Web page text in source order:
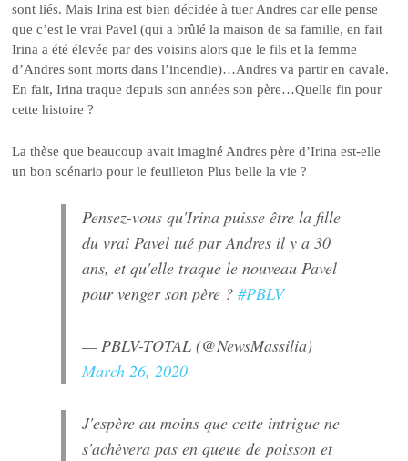
sont liés. Mais Irina est bien décidée à tuer Andres car elle pense
que c’est le vrai Pavel (qui a brûlé la maison de sa famille, en fait
Irina a été élevée par des voisins alors que le fils et la femme
d’Andres sont morts dans l’incendie)…Andres va partir en cavale.
En fait, Irina traque depuis son années son père…Quelle fin pour
cette histoire ?
La thèse que beaucoup avait imaginé Andres père d’Irina est-elle
un bon scénario pour le feuilleton Plus belle la vie ?
Pensez-vous qu'Irina puisse être la fille
du vrai Pavel tué par Andres il y a 30
ans, et qu'elle traque le nouveau Pavel
pour venger son père ?#PBLV
— PBLV-TOTAL (@NewsMassilia)
March 26, 2020
J'espère au moins que cette intrigue ne
s'achèvera pas en queue de poisson et